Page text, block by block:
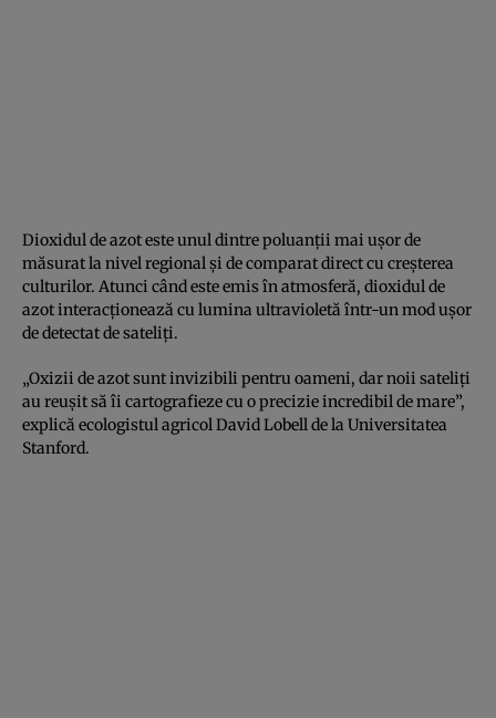
Dioxidul de azot este unul dintre poluanții mai ușor de
măsurat la nivel regional și de comparat direct cu creșterea
culturilor. Atunci când este emis în atmosferă, dioxidul de
azot interacționează cu lumina ultravioletă într-un mod ușor
de detectat de sateliți.
„Oxizii de azot sunt invizibili pentru oameni, dar noii sateliți
au reușit să îi cartografieze cu o precizie incredibil de mare”,
explică ecologistul agricol David Lobell de la Universitatea
Stanford.